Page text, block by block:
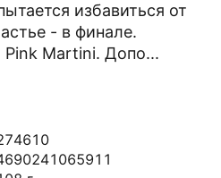
избавиться от
- в финале.
Pink Martini. Допо...